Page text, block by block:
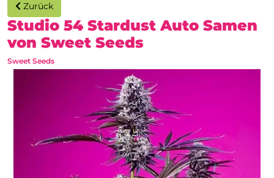
Zurück
Studio 54 Stardust Auto Samen
von Sweet Seeds
Sweet Seeds